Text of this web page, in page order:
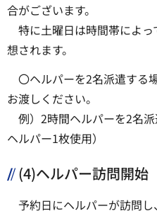
合がございます。
特に土曜日は時間帯によ
想されます。
〇ヘルパーを2名派遣する
お渡しください。
例）2時間ヘルパーを2名
ヘルパー1枚使用）
(4)ヘルパー訪問開始
予約日にヘルパーが訪問し